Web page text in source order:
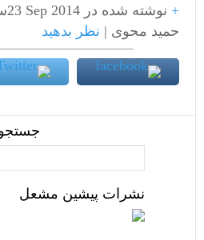
+ نوشته شده در 23 Sep 2014
حمید محوی | نظر بدهید
نشرات پیشین مشعل